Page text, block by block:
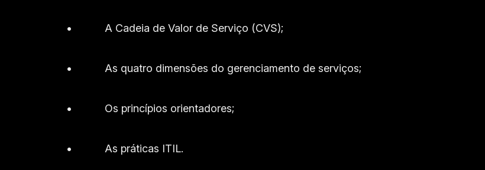
• A Cadeia de Valor de Serviço (CVS);
• As quatro dimensões do gerenciamento de serviços;
• Os princípios orientadores;
• As práticas ITIL.